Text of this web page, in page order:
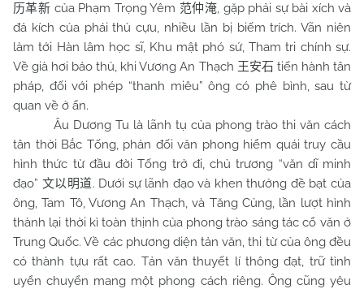
历革新 của Phạm Trọng Yêm 范仲淹, gặp phải sự bài xích và
đả kích của phái thủ cựu, nhiều lần bị biếm trích. Vãn niên
làm tới Hàn lâm học sĩ, Khu mật phó sứ, Tham tri chính sự.
Về già hơi bảo thủ, khi Vương An Thạch 王安石 tiến hành tân
pháp, đối với phép “thanh miêu” ông có phê bình, sau từ
quan về ở ẩn.
Âu Dương Tu là lãnh tụ của phong trào thi văn cách
tân thời Bắc Tống, phản đối văn phong hiểm quái truy cầu
hình thức từ đầu đời Tống trở đi, chủ trương “văn dĩ minh
đạo” 文以明道. Dưới sự lãnh đạo và khen thưởng đề bạt của
ông, Tam Tô, Vương An Thạch, và Tăng Củng, lần lượt hình
thành lại thời kì toàn thịnh của phong trào sáng tác cổ văn ở
Trung Quốc. Về các phương diện tản văn, thi từ của ông đều
có thành tựu rất cao. Tản văn thuyết lí thông đạt, trữ tình
uyển chuyển mang một phong cách riêng. Ông cũng yêu